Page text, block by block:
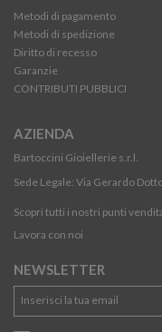
Metodi di pagamento
Metodi di spedizione
Diritto di recesso
Garanzie
CONTRIBUTI PUBBLICI
AZIENDA
Bartoccini Gioiellerie s.r.l.
Sede Legale: Via Gerardo
Scopri tutti i nostri punti
Lavora con noi
NEWSLETTER